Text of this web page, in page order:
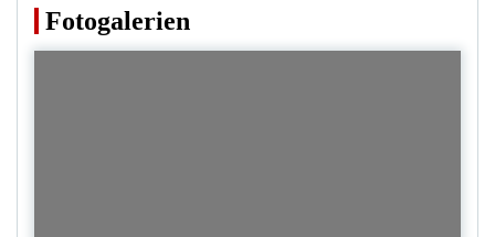
Fotogalerien